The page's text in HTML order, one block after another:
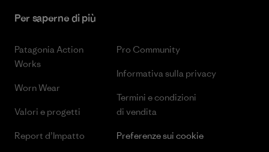
Per saperne di più
Patagonia Action
Works
Worn Wear
Valori e progetti
Report d’Impatto
Pro Community
Informativa sulla privacy
Termini e condizioni
di vendita
Preferenze sui cookie